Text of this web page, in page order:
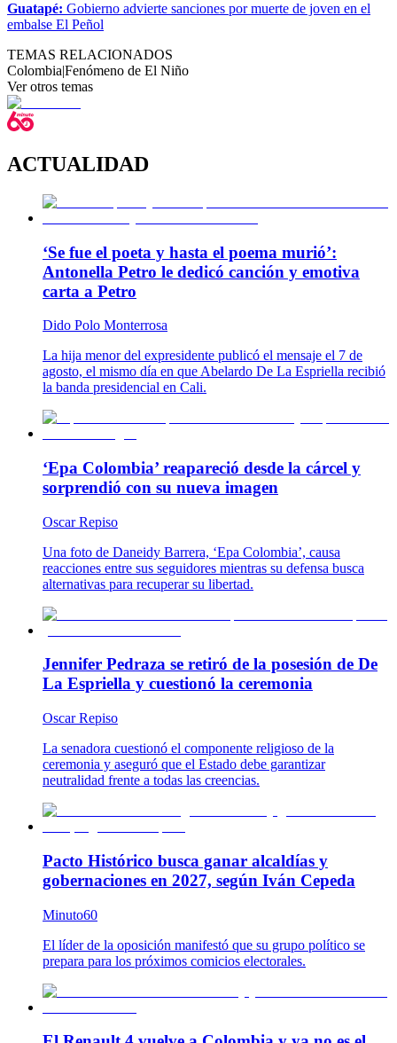
Guatapé: Gobierno advierte sanciones por muerte de joven en el
embalse El Peñol
TEMAS RELACIONADOS
Colombia|Fenómeno de El Niño
Ver otros temas
ACTUALIDAD
‘Se fue el poeta y hasta el poema murió’:
Antonella Petro le dedicó canción y emotiva
carta a Petro
Dido Polo Monterrosa
La hija menor del expresidente publicó el mensaje el 7 de
agosto, el mismo día en que Abelardo De La Espriella recibió
la banda presidencial en Cali.
‘Epa Colombia’ reapareció desde la cárcel y
sorprendió con su nueva imagen
Oscar Repiso
Una foto de Daneidy Barrera, ‘Epa Colombia’, causa
reacciones entre sus seguidores mientras su defensa busca
alternativas para recuperar su libertad.
Jennifer Pedraza se retiró de la posesión de De
La Espriella y cuestionó la ceremonia
Oscar Repiso
La senadora cuestionó el componente religioso de la
ceremonia y aseguró que el Estado debe garantizar
neutralidad frente a todas las creencias.
Pacto Histórico busca ganar alcaldías y
gobernaciones en 2027, según Iván Cepeda
Minuto60
El líder de la oposición manifestó que su grupo político se
prepara para los próximos comicios electorales.